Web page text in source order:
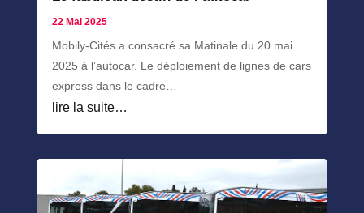
22 Mai 2025
Mobily-Cités a consacré sa Matinale du 20 mai
2025 à l’autocar. Le déploiement de lignes de cars
express dans le cadre…
lire la suite…